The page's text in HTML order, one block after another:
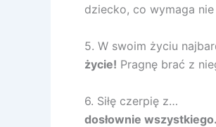
dziecko, co wymaga
5. W swoim życiu
życie! Pragnę brać z
6. Siłę czerpię z…
dosłownie wszystkiego.